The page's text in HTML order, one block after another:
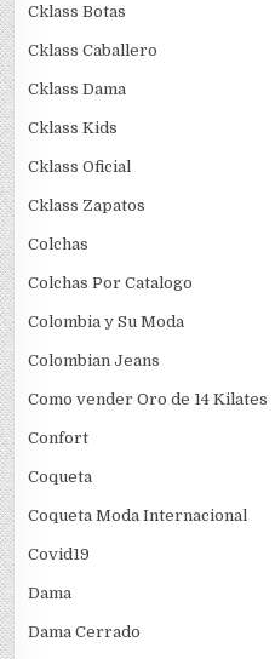
Cklass Botas
Cklass Caballero
Cklass Dama
Cklass Kids
Cklass Oficial
Cklass Zapatos
Colchas
Colchas Por Catalogo
Colombia y Su Moda
Colombian Jeans
Como vender Oro de 14 Kilates
Confort
Coqueta
Coqueta Moda Internacional
Covid19
Dama
Dama Cerrado